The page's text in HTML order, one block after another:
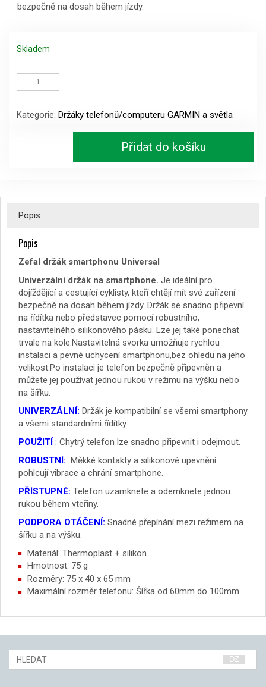
bezpečně na dosah během jízdy.
Skladem
smartphonu
množství
Kategorie: Držáky telefonů/computeru GARMIN a světla
Přidat do košíku
Popis
Popis
Zefal držák smartphonu Universal
Univerzální držák na smartphone. Je ideální pro
dojíždějící a cestující cyklisty, kteří chtějí mít své zařízení
bezpečně na dosah během jízdy. Držák se snadno připevní
na řídítka nebo představec pomocí robustního,
nastavitelného silikonového pásku. Lze jej také ponechat
trvale na kole.Nastavitelná svorka umožňuje rychlou
instalaci a pevné uchycení smartphonu,bez ohledu na jeho
velikost.Po instalaci je telefon bezpečně připevněn a
můžete jej používat jednou rukou v režimu na výšku nebo
na šířku.
UNIVERZÁLNÍ: Držák je kompatibilní se všemi smartphony
a všemi standardními řídítky.
POUŽITÍ : Chytrý telefon lze snadno připevnit i odejmout.
ROBUSTNÍ: Měkké kontakty a silikonové upevnění
pohlcují vibrace a chrání smartphone.
PŘÍSTUPNÉ: Telefon uzamknete a odemknete jednou
rukou během vteřiny.
PODPORA OTÁČENÍ: Snadné přepínání mezi režimem na
šířku a na výšku.
Materiál: Thermoplast + silikon
Hmotnost: 75 g
Rozměry: 75 x 40 x 65 mm
Maximální rozměr telefonu: Šířka od 60mm do 100mm